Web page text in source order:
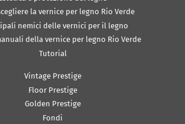
la vernice per legno Rio Verde
nemici delle vernici per il legno
della vernice per legno Rio Verde
Tutorial
Vintage Prestige
Floor Prestige
Golden Prestige
Fondi